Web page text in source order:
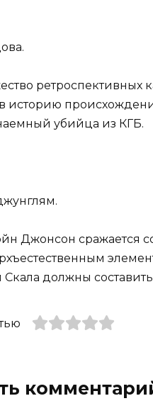
ретроспективных
в историю
убийца из КГБ.
Джонсон сражается
должны